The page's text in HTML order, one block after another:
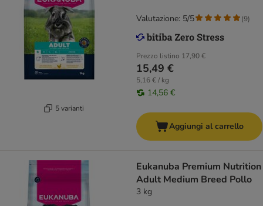
5 varianti
Prezzo listino 17,90 €
15,49 €
5,16 € / kg
14,56 €
Valutazione: 5/5 (9)
Aggiungi al carrello
Eukanuba Premium Nutrition
Adult Medium Breed Pollo
3 kg